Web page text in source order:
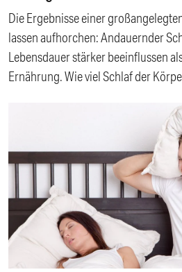
Die Ergebnisse einer
lassen aufhorchen: Andauernder
Lebensdauer stärker beeinflussen
Ernährung. Wie viel Schlaf der
Gesundheitsrisiko Wann
Warum zu wenig Schlaf krank macht
Besser Schlafen: Guter Schlaf
Matratze Matratzen für besseren
Unterstützung für ein gesundes
Erholung: Zusätzliche Unterstützung